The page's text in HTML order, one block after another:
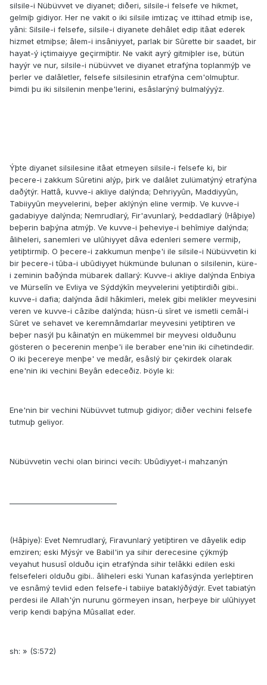
silsile-i Nübüvvet ve diyanet; diðeri, silsile-i felsefe ve hikmet,
gelmiþ gidiyor. Her ne vakit o iki silsile imtizaç ve ittihad etmiþ ise,
yâni: Silsile-i felsefe, silsile-i diyanete dehâlet edip itâat ederek
hizmet etmiþse; âlem-i insâniyyet, parlak bir Sûrette bir saadet, bir
hayat-ý içtimaiyye geçirmiþtir. Ne vakit ayrý gitmiþler ise, bütün
hayýr ve nur, silsile-i nübüvvet ve diyanet etrafýna toplanmýþ ve
þerler ve dalâletler, felsefe silsilesinin etrafýna cem'olmuþtur.
Þimdi þu iki silsilenin menþe'lerini, esâslarýný bulmalýyýz.
Ýþte diyanet silsilesine itâat etmeyen silsile-i felsefe ki, bir
þecere-i zakkum Sûretini alýp, þirk ve dalâlet zulümatýný etrafýna
daðýtýr. Hattâ, kuvve-i akliye dalýnda; Dehriyyûn, Maddiyyûn,
Tabiiyyûn meyvelerini, beþer aklýnýn eline vermiþ. Ve kuvve-i
gadabiyye dalýnda; Nemrudlarý, Fir'avunlarý, Þeddadlarý (Hâþiye)
beþerin baþýna atmýþ. Ve kuvve-i þeheviye-i behîmiye dalýnda;
âliheleri, sanemleri ve ulûhiyyet dâva edenleri semere vermiþ,
yetiþtirmiþ. O þecere-i zakkumun menþe'i ile silsile-i Nübüvvetin ki
bir þecere-i tûba-i ubûdiyyet hükmünde bulunan o silsilenin, küre-
i zeminin baðýnda mübarek dallarý: Kuvve-i akliye dalýnda Enbiya
ve Mürselîn ve Evliya ve Sýddýkîn meyvelerini yetiþtirdiði gibi..
kuvve-i dafia; dalýnda âdil hâkimleri, melek gibi melikler meyvesini
veren ve kuvve-i câzibe dalýnda; hüsn-ü sîret ve ismetli cemâl-i
Sûret ve sehavet ve keremnâmdarlar meyvesini yetiþtiren ve
beþer nasýl þu kâinatýn en mükemmel bir meyvesi olduðunu
gösteren o þecerenin menþe'i ile beraber ene'nin iki cihetindedir.
O iki þecereye menþe' ve medâr, esâslý bir çekirdek olarak
ene'nin iki vechini Beyân edeceðiz. Þöyle ki:
Ene'nin bir vechini Nübüvvet tutmuþ gidiyor; diðer vechini felsefe
tutmuþ geliyor.
Nübüvvetin vechi olan birinci vecih: Ubûdiyyet-i mahzanýn
(Hâþiye): Evet Nemrudlarý, Firavunlarý yetiþtiren ve dâyelik edip
emziren; eski Mýsýr ve Babil'in ya sihir derecesine çýkmýþ
veyahut hususî olduðu için etrafýnda sihir telâkki edilen eski
felsefeleri olduðu gibi.. âliheleri eski Yunan kafasýnda yerleþtiren
ve esnâmý tevlid eden felsefe-i tabiiye bataklýðýdýr. Evet tabiatýn
perdesi ile Allah'ýn nurunu görmeyen insan, herþeye bir ulûhiyyet
verip kendi baþýna Mûsallat eder.
sh: » (S:572)